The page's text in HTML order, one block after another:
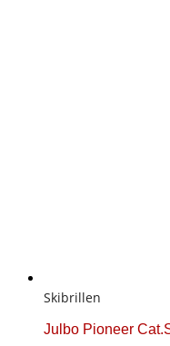
Skibrillen
Julbo Pioneer